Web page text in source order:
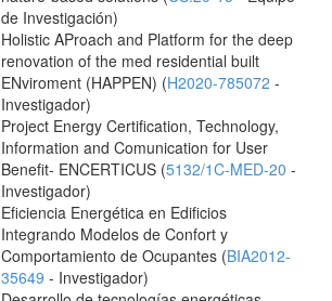
de Investigación)
Holistic AProach and Platform for the deep
renovation of the med residential built
ENviroment (HAPPEN) (H2020-785072 -
Investigador)
Project Energy Certification, Technology,
Information and Comunication for User
Benefit- ENCERTICUS (5132/1C-MED-20 -
Investigador)
Eficiencia Energética en Edificios
Integrando Modelos de Confort y
Comportamiento de Ocupantes (BIA2012-
35649 - Investigador)